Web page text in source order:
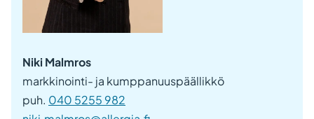
Niki Malmros
markkinointi- ja kumppanuuspäällikkö
puh. 040 5255 982